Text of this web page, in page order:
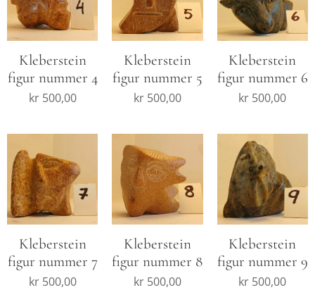
Kleberstein
figur nummer 4
kr 500,00
Kleberstein
figur nummer 5
kr 500,00
Kleberstein
figur nummer 6
kr 500,00
Kleberstein
figur nummer 7
kr 500,00
Kleberstein
figur nummer 8
kr 500,00
Kleberstein
figur nummer 9
kr 500,00